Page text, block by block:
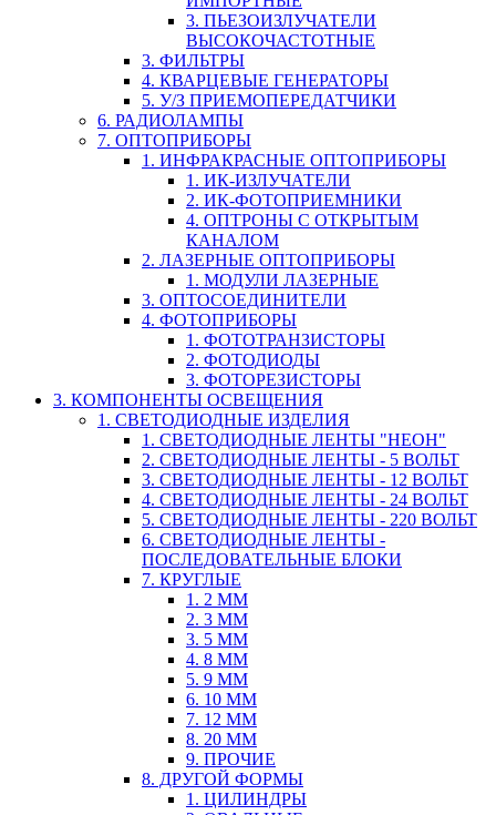
3. ПЬЕЗОИЗЛУЧАТЕЛИ
ВЫСОКОЧАСТОТНЫЕ
3. ФИЛЬТРЫ
4. КВАРЦЕВЫЕ ГЕНЕРАТОРЫ
5. У/З ПРИЕМОПЕРЕДАТЧИКИ
6. РАДИОЛАМПЫ
7. ОПТОПРИБОРЫ
1. ИНФРАКРАСНЫЕ ОПТОПРИБОРЫ
1. ИК-ИЗЛУЧАТЕЛИ
2. ИК-ФОТОПРИЕМНИКИ
4. ОПТРОНЫ С ОТКРЫТЫМ
КАНАЛОМ
2. ЛАЗЕРНЫЕ ОПТОПРИБОРЫ
1. МОДУЛИ ЛАЗЕРНЫЕ
3. ОПТОСОЕДИНИТЕЛИ
4. ФОТОПРИБОРЫ
1. ФОТОТРАНЗИСТОРЫ
2. ФОТОДИОДЫ
3. ФОТОРЕЗИСТОРЫ
3. КОМПОНЕНТЫ ОСВЕЩЕНИЯ
1. СВЕТОДИОДНЫЕ ИЗДЕЛИЯ
1. СВЕТОДИОДНЫЕ ЛЕНТЫ "НЕОН"
2. СВЕТОДИОДНЫЕ ЛЕНТЫ - 5 ВОЛЬТ
3. СВЕТОДИОДНЫЕ ЛЕНТЫ - 12 ВОЛЬТ
4. СВЕТОДИОДНЫЕ ЛЕНТЫ - 24 ВОЛЬТ
5. СВЕТОДИОДНЫЕ ЛЕНТЫ - 220 ВОЛЬТ
6. СВЕТОДИОДНЫЕ ЛЕНТЫ -
ПОСЛЕДОВАТЕЛЬНЫЕ БЛОКИ
7. КРУГЛЫЕ
1. 2 ММ
2. 3 ММ
3. 5 ММ
4. 8 ММ
5. 9 ММ
6. 10 ММ
7. 12 ММ
8. 20 ММ
9. ПРОЧИЕ
8. ДРУГОЙ ФОРМЫ
1. ЦИЛИНДРЫ